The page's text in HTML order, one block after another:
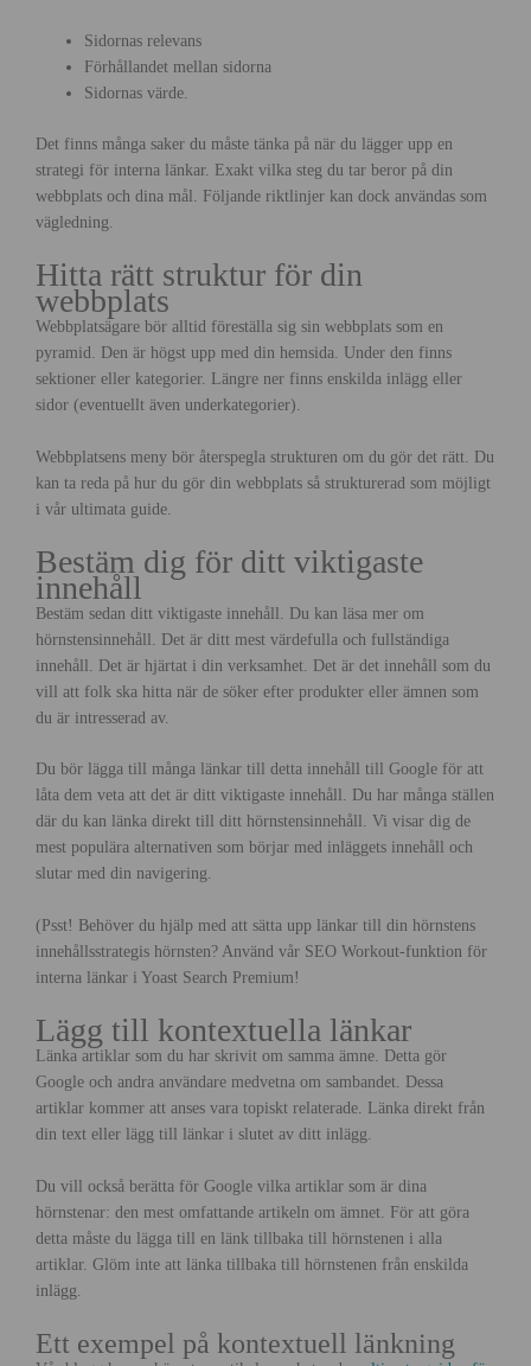
Sidornas relevans
Förhållandet mellan sidorna
Sidornas värde.
Det finns många saker du måste tänka på när du lägger upp en
strategi för interna länkar. Exakt vilka steg du tar beror på din
webbplats och dina mål. Följande riktlinjer kan dock användas som
vägledning.
Hitta rätt struktur för din
webbplats
Webbplatsägare bör alltid föreställa sig sin webbplats som en
pyramid. Den är högst upp med din hemsida. Under den finns
sektioner eller kategorier. Längre ner finns enskilda inlägg eller
sidor (eventuellt även underkategorier).
Webbplatsens meny bör återspegla strukturen om du gör det rätt. Du
kan ta reda på hur du gör din webbplats så strukturerad som möjligt
i vår ultimata guide.
Bestäm dig för ditt viktigaste
innehåll
Bestäm sedan ditt viktigaste innehåll. Du kan läsa mer om
hörnstensinnehåll. Det är ditt mest värdefulla och fullständiga
innehåll. Det är hjärtat i din verksamhet. Det är det innehåll som du
vill att folk ska hitta när de söker efter produkter eller ämnen som
du är intresserad av.
Du bör lägga till många länkar till detta innehåll till Google för att
låta dem veta att det är ditt viktigaste innehåll. Du har många ställen
där du kan länka direkt till ditt hörnstensinnehåll. Vi visar dig de
mest populära alternativen som börjar med inläggets innehåll och
slutar med din navigering.
(Psst! Behöver du hjälp med att sätta upp länkar till din hörnstens
innehållsstrategis hörnsten? Använd vår SEO Workout-funktion för
interna länkar i Yoast Search Premium!
Lägg till kontextuella länkar
Länka artiklar som du har skrivit om samma ämne. Detta gör
Google och andra användare medvetna om sambandet. Dessa
artiklar kommer att anses vara topiskt relaterade. Länka direkt från
din text eller lägg till länkar i slutet av ditt inlägg.
Du vill också berätta för Google vilka artiklar som är dina
hörnstenar: den mest omfattande artikeln om ämnet. För att göra
detta måste du lägga till en länk tillbaka till hörnstenen i alla
artiklar. Glöm inte att länka tillbaka till hörnstenen från enskilda
inlägg.
Ett exempel på kontextuell länkning